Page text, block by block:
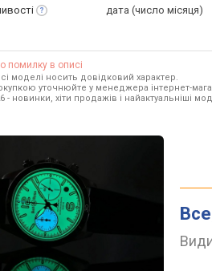
дата (число місяця)
помилку в описі
моделі носить довідковий характер.
уточнюйте у менеджера інтернет-
- новинки, хіти продажів і найактуальніші